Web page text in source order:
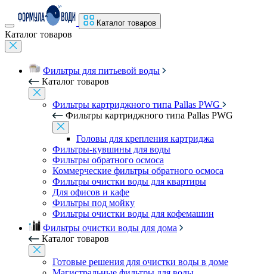
Каталог товаров
Каталог товаров
Фильтры для питьевой воды
Каталог товаров
Фильтры картриджного типа Pallas PWG
Фильтры картриджного типа Pallas PWG
Головы для крепления картриджа
Фильтры-кувшины для воды
Фильтры обратного осмоса
Коммерческие фильтры обратного осмоса
Фильтры очистки воды для квартиры
Для офисов и кафе
Фильтры под мойку
Фильтры очистки воды для кофемашин
Фильтры очистки воды для дома
Каталог товаров
Готовые решения для очистки воды в доме